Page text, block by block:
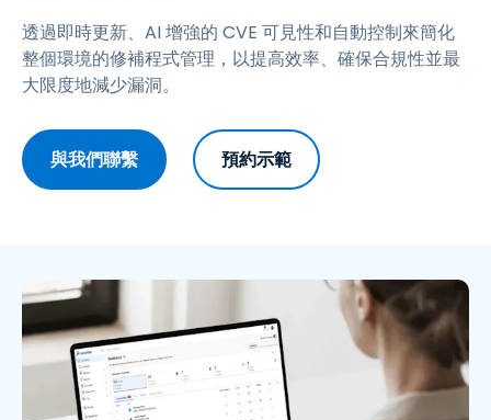
透過即時更新、AI 增強的 CVE 可見性和自動控制來簡化
整個環境的修補程式管理，以提高效率、確保合規性並最
大限度地減少漏洞。
與我們聯繫 預約示範